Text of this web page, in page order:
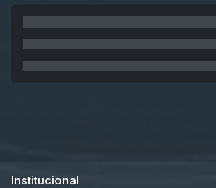
Institucional